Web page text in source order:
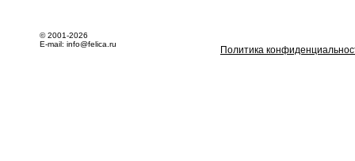
© 2001-2026
E-mail: info@felica.ru
Политика